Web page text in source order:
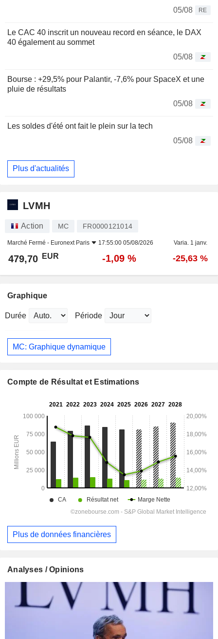
05/08
RE
Le CAC 40 inscrit un nouveau record en séance, le DAX
40 également au sommet
05/08
Bourse : +29,5% pour Palantir, -7,6% pour SpaceX et une
pluie de résultats
05/08
Les soldes d'été ont fait le plein sur la tech
05/08
Plus d'actualités
LVMH
Action MC FR0000121014
Marché Fermé - Euronext Paris 17:55:00 05/08/2026 Varia. 1 janv.
479,70 EUR -1,09 % -25,63 %
Graphique
Durée Période
MC: Graphique dynamique
Compte de Résultat et Estimations
Plus de données financières
Analyses / Opinions